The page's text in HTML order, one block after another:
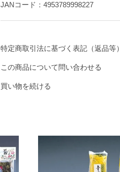
JANコード：4953789998227
特定商取引法に基づく表記（返品等）
この商品について問い合わせる
買い物を続ける